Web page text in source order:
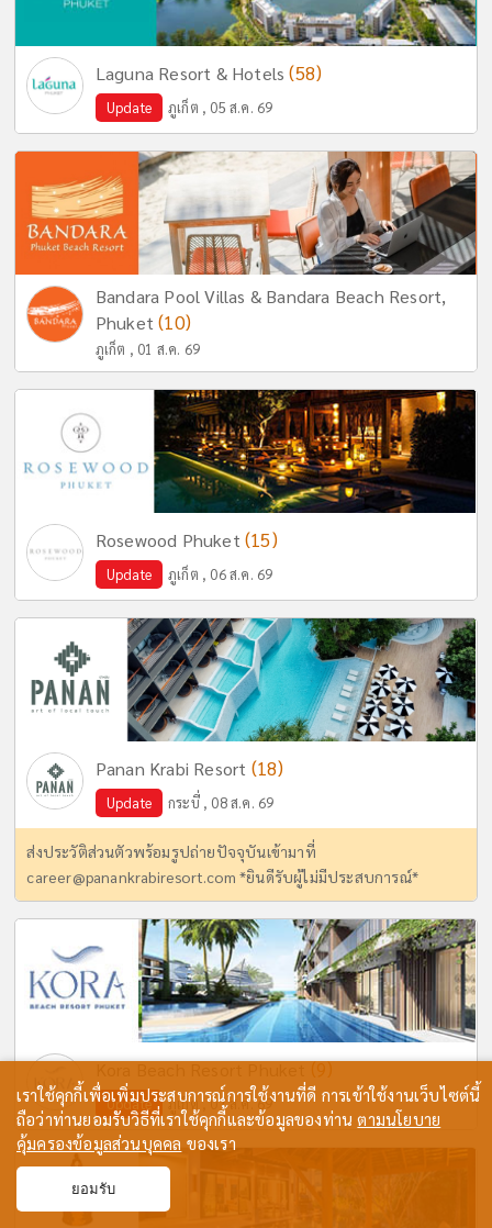
Laguna Resort & Hotels(58)
Update ภูเก็ต , 05 ส.ค. 69
Bandara Pool Villas & Bandara Beach Resort,
Phuket(10)
ภูเก็ต , 01 ส.ค. 69
Rosewood Phuket (15)
Update ภูเก็ต , 06 ส.ค. 69
Panan Krabi Resort (18)
Update กระบี่ , 08 ส.ค. 69
ส่งประวัติส่วนตัวพร้อมรูปถ่ายปัจจุบันเข้ามาที่
career@panankrabiresort.com *ยินดีรับผู้ไม่มีประสบการณ์*
Kora Beach Resort Phuket(9)
Update ภูเก็ต , 07 ส.ค. 69
เราใช้คุกกี้เพื่อเพิ่มประสบการณ์การใช้งานที่ดี การเข้าใช้งานเว็บไซต์นี้
ถือว่าท่านยอมรับวิธีที่เราใช้คุกกี้และข้อมูลของท่านตามนโยบาย
คุ้มครองข้อมูลส่วนบุคคล ของเรา
ยอมรับ